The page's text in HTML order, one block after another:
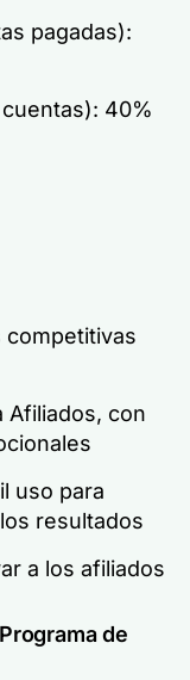
pagadas):
40%
competitivas
Afiliados, con
uso para
resultados
a los afiliados
Programa de